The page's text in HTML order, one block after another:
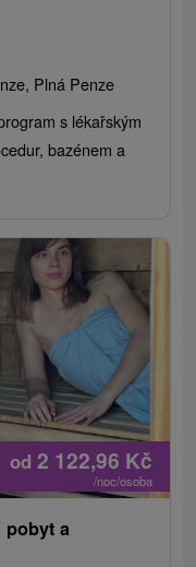
Plná Penze
s lékařským
bazénem a
od 2 122,96 Kč
/noc/osoba
pobyt a